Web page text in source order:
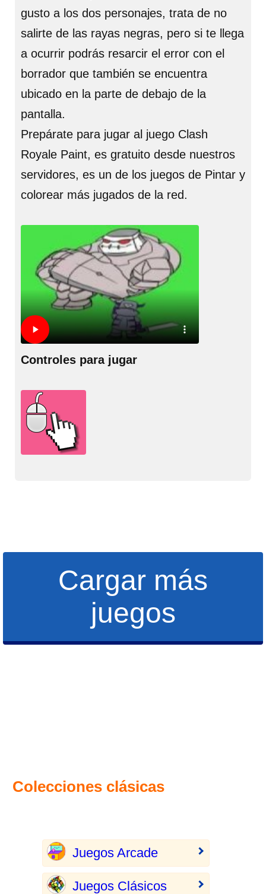
gusto a los dos personajes, trata de no
salirte de las rayas negras, pero si te llega
a ocurrir podrás resarcir el error con el
borrador que también se encuentra
ubicado en la parte de debajo de la
pantalla.
Prepárate para jugar al juego Clash
Royale Paint, es gratuito desde nuestros
servidores, es un de los juegos de Pintar y
colorear más jugados de la red.
Controles para jugar
Cargar más
juegos
Colecciones clásicas
Juegos Arcade
Juegos Clásicos